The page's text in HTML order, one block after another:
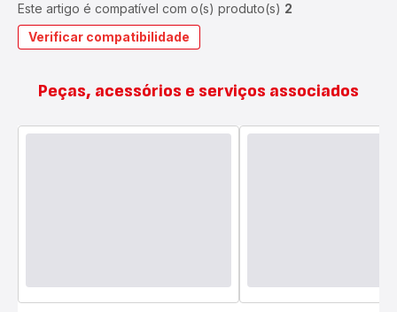
Este artigo é compatível com o(s) produto(s) 2
Verificar compatibilidade
Peças, acessórios e serviços associados